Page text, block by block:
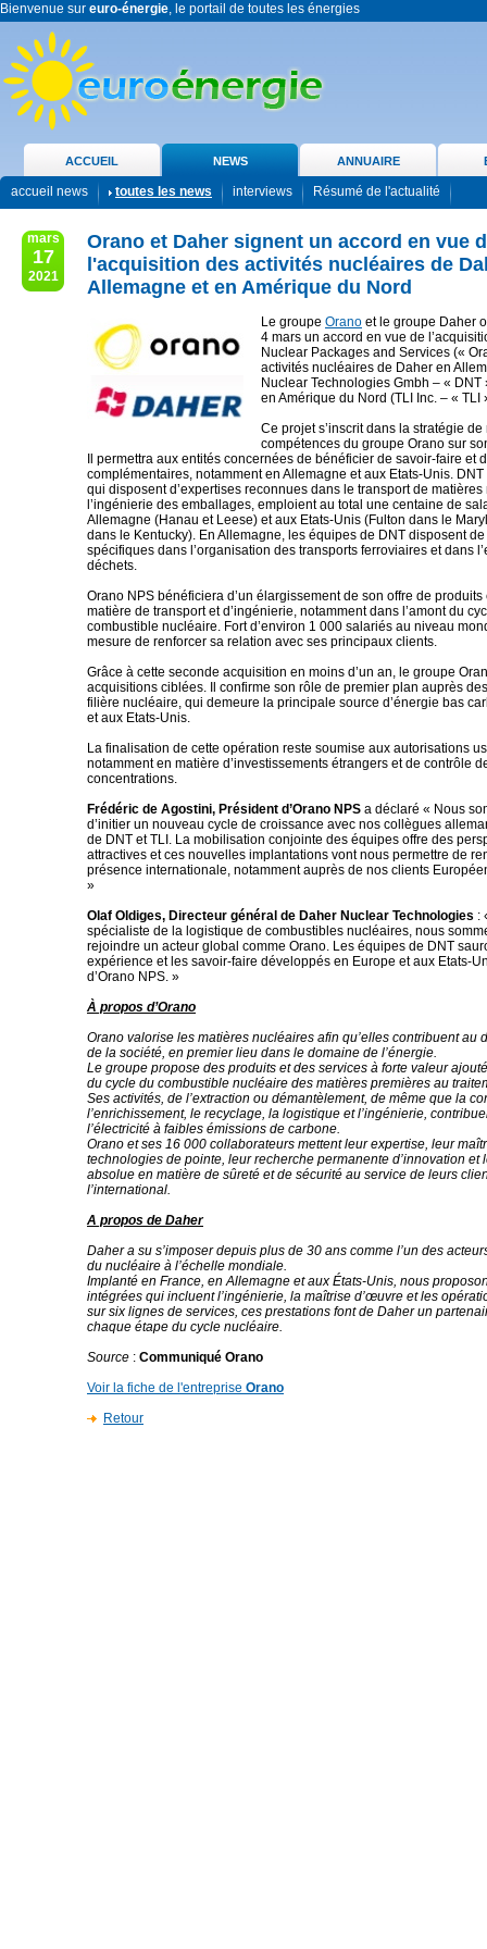
Bienvenue sur euro-énergie, le portail de toutes les énergies
ACCUEIL NEWS ANNUAIRE
accueil news toutes les news interviews Résumé de l'actualité
mars
17
2021
Orano et Daher signent un accord en vue
l'acquisition des activités nucléaires de
Allemagne et en Amérique du Nord
Le groupe Orano et le groupe Daher
4 mars un accord en vue de
Nuclear Packages and Services («
activités nucléaires de Daher en
Nuclear Technologies Gmbh – « DNT
en Amérique du Nord (TLI Inc. – « TLI
Ce projet s’inscrit dans la stratégie
compétences du groupe Orano sur
Il permettra aux entités concernées de bénéficier de savoir-faire et
complémentaires, notamment en Allemagne et aux Etats-Unis.
qui disposent d’expertises reconnues dans le transport de
l’ingénierie des emballages, emploient au total une centaine de
Allemagne (Hanau et Leese) et aux Etats-Unis (Fulton dans le
dans le Kentucky). En Allemagne, les équipes de DNT disposent
spécifiques dans l’organisation des transports ferroviaires et dans
déchets.
Orano NPS bénéficiera d’un élargissement de son offre de
matière de transport et d’ingénierie, notamment dans l’amont du
combustible nucléaire. Fort d’environ 1 000 salariés au niveau
mesure de renforcer sa relation avec ses principaux clients.
Grâce à cette seconde acquisition en moins d’un an, le groupe
acquisitions ciblées. Il confirme son rôle de premier plan auprès
filière nucléaire, qui demeure la principale source d’énergie bas
et aux Etats-Unis.
La finalisation de cette opération reste soumise aux autorisations
notamment en matière d’investissements étrangers et de contrôle
concentrations.
Frédéric de Agostini, Président d’Orano NPS a déclaré « Nous
d’initier un nouveau cycle de croissance avec nos collègues
de DNT et TLI. La mobilisation conjointe des équipes offre des
attractives et ces nouvelles implantations vont nous permettre de
présence internationale, notamment auprès de nos clients
»
Olaf Oldiges, Directeur général de Daher Nuclear Technologies :
spécialiste de la logistique de combustibles nucléaires, nous
rejoindre un acteur global comme Orano. Les équipes de DNT
expérience et les savoir-faire développés en Europe et aux Etats-
d’Orano NPS. »
À propos d’Orano
Orano valorise les matières nucléaires afin qu’elles contribuent au
de la société, en premier lieu dans le domaine de l’énergie.
Le groupe propose des produits et des services à forte valeur
du cycle du combustible nucléaire des matières premières au
Ses activités, de l’extraction ou démantèlement, de même que la
l’enrichissement, le recyclage, la logistique et l’ingénierie,
l’électricité à faibles émissions de carbone.
Orano et ses 16 000 collaborateurs mettent leur expertise, leur
technologies de pointe, leur recherche permanente d’innovation et
absolue en matière de sûreté et de sécurité au service de leurs
l’international.
A propos de Daher
Daher a su s’imposer depuis plus de 30 ans comme l’un des
du nucléaire à l’échelle mondiale.
Implanté en France, en Allemagne et aux États-Unis, nous
intégrées qui incluent l’ingénierie, la maîtrise d’œuvre et les
sur six lignes de services, ces prestations font de Daher un
chaque étape du cycle nucléaire.
Source : Communiqué Orano
Voir la fiche de l'entreprise Orano
Retour